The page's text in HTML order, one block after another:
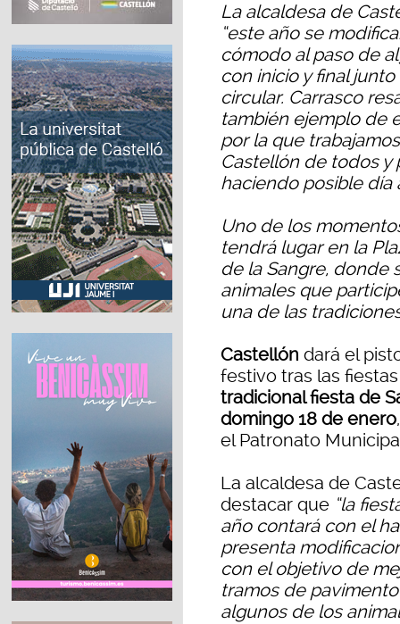
La alcaldesa de
“este año se
cómodo al paso de
con inicio y final
circular. Carrasco
también ejemplo de
por la que
Castellón de todos y
haciendo posible día
Uno de los
tendrá lugar en la
de la Sangre, donde
animales que
una de las
Castellón dará el
festivo tras las
tradicional fiesta de
domingo 18 de enero
el Patronato
La alcaldesa de
destacar que “la
año contará con el
presenta
con el objetivo de
tramos de
algunos de los